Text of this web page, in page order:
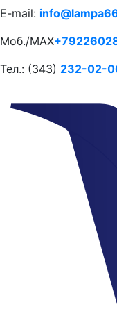
E-mail:
Моб./MAX
Тел.: (343) 232-02-